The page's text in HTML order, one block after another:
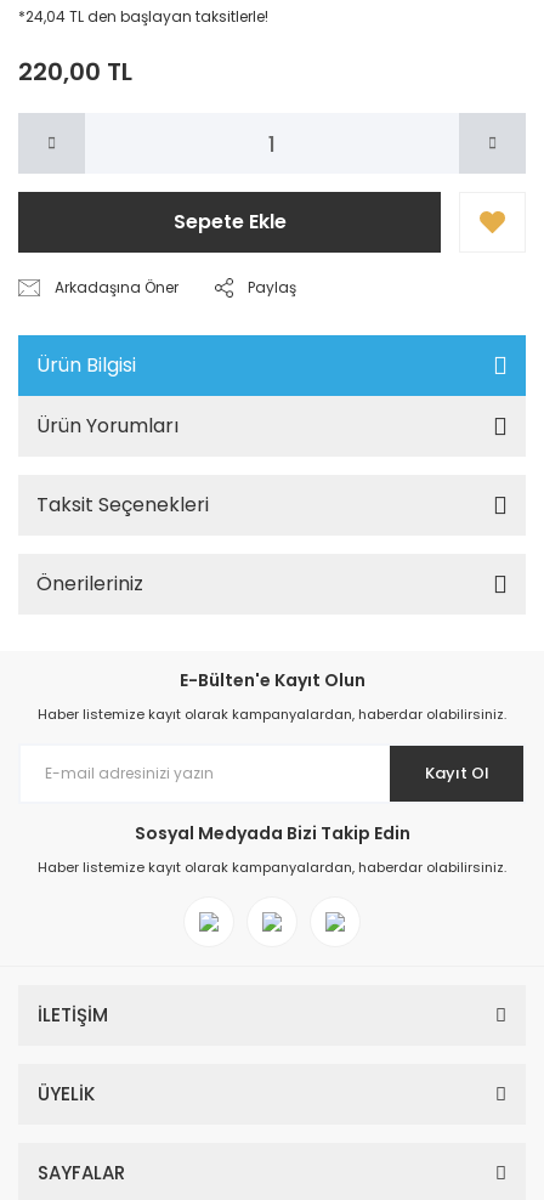
*24,04 TL den başlayan taksitlerle!
220,00 TL
Sepete Ekle
Arkadaşına Öner Paylaş
Ürün Bilgisi
Ürün Yorumları
Taksit Seçenekleri
Önerileriniz
E-Bülten'e Kayıt Olun
Haber listemize kayıt olarak kampanyalardan, haberdar olabilirsiniz.
Kayıt Ol
Sosyal Medyada Bizi Takip Edin
Haber listemize kayıt olarak kampanyalardan, haberdar olabilirsiniz.
İLETİŞİM
ÜYELİK
SAYFALAR